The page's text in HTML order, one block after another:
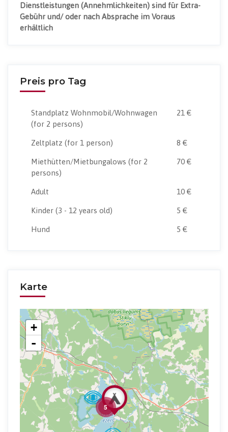
Dienstleistungen (Annehmlichkeiten) sind für Extra-
Gebühr und/ oder nach Absprache im Voraus
erhältlich
Preis pro Tag
Standplatz Wohnmobil/Wohnwagen
(for 2 persons)
21 €
Zeltplatz (for 1 person) 8 €
Miethütten/Mietbungalows (for 2
persons)
70 €
Adult 10 €
Kinder (3 - 12 years old) 5 €
Hund 5 €
Karte
5
+
-